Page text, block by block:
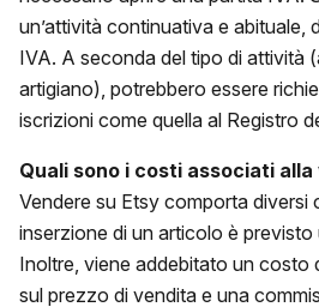
un’attività continuativa e abituale,
IVA. A seconda del tipo di attività
artigiano), potrebbero essere
iscrizioni come quella al Registro
Quali sono i costi associati
Vendere su Etsy comporta diversi
inserzione di un articolo è
Inoltre, viene addebitato un costo
sul prezzo di vendita e una